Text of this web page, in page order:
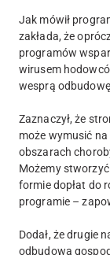
Jak mówił
zakłada, że
programów
wirusem
wesprą
Zaznaczył, że
może wymusić
obszarach
Możemy
formie dopłat do
programie –
Dodał, że drugie
odbudową